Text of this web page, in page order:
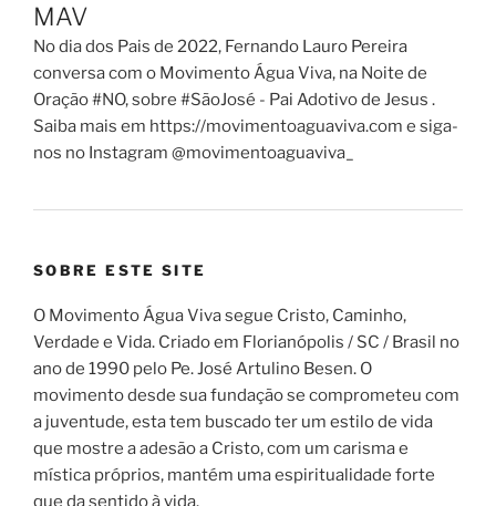
MAV
No dia dos Pais de 2022, Fernando Lauro Pereira
conversa com o Movimento Água Viva, na Noite de
Oração #NO, sobre #SãoJosé - Pai Adotivo de Jesus .
Saiba mais em https://movimentoaguaviva.com e siga-
nos no Instagram @movimentoaguaviva_
SOBRE ESTE SITE
O Movimento Água Viva segue Cristo, Caminho,
Verdade e Vida. Criado em Florianópolis / SC / Brasil no
ano de 1990 pelo Pe. José Artulino Besen. O
movimento desde sua fundação se comprometeu com
a juventude, esta tem buscado ter um estilo de vida
que mostre a adesão a Cristo, com um carisma e
mística próprios, mantém uma espiritualidade forte
que da sentido à vida.